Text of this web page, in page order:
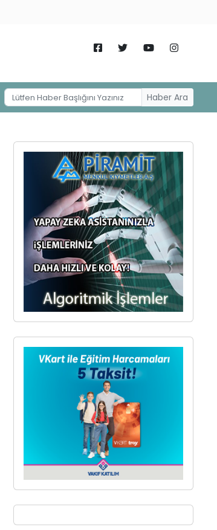
Haber Ara